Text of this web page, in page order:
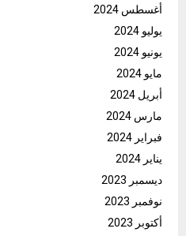
أغسطس 2024
يوليو 2024
يونيو 2024
مايو 2024
أبريل 2024
مارس 2024
فبراير 2024
يناير 2024
ديسمبر 2023
نوفمبر 2023
أكتوبر 2023